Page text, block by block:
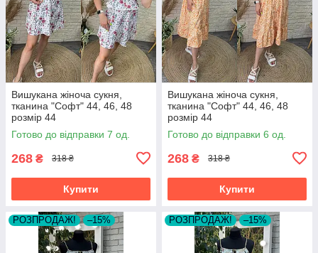
Вишукана жіноча сукня,
тканина "Софт" 44, 46, 48
розмір 44
Готово до відправки 7 од.
268 ₴ 318 ₴
Купити
Вишукана жіноча сукня,
тканина "Софт" 44, 46, 48
розмір 44
Готово до відправки 6 од.
268 ₴ 318 ₴
Купити
РОЗПРОДАЖ! –15% РОЗПРОДАЖ! –15%